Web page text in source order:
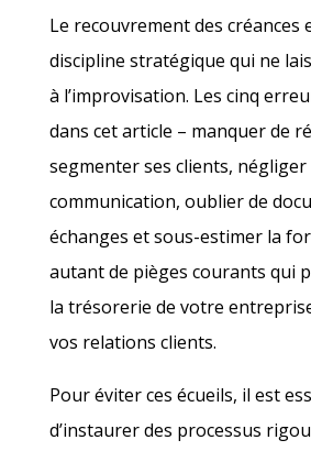
Le recouvrement des créances
discipline stratégique qui ne
à l’improvisation. Les cinq
dans cet article – manquer de
segmenter ses clients, négliger
communication, oublier de
échanges et sous-estimer la
autant de pièges courants qui
la trésorerie de votre
vos relations clients.
Pour éviter ces écueils, il est
d’instaurer des processus